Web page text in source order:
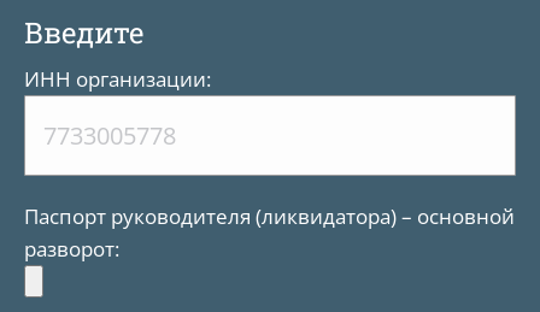
Введите
ИНН организации:
Паспорт руководителя (ликвидатора) – основной
разворот: